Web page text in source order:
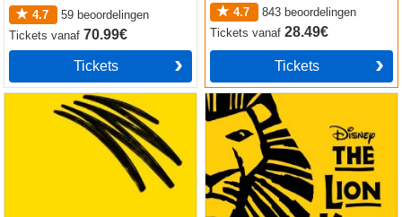
4.7
59 beoordelingen
Ticketsvanaf 70.99€
Tickets
4.7 843 beoordelingen
Ticketsvanaf28.49€
Tickets
Operation Mincemeat The Lion King